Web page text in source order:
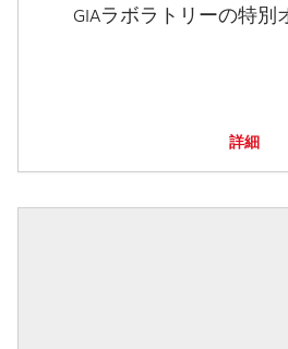
GIAラボラトリーの特別
詳細